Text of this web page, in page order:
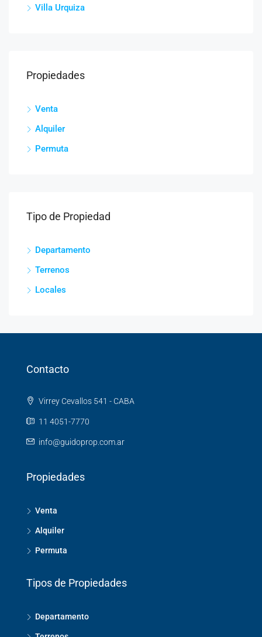
Villa Urquiza
Propiedades
Venta
Alquiler
Permuta
Tipo de Propiedad
Departamento
Terrenos
Locales
Contacto
Virrey Cevallos 541 - CABA
11 4051-7770
info@guidoprop.com.ar
Propiedades
Venta
Alquiler
Permuta
Tipos de Propiedades
Departamento